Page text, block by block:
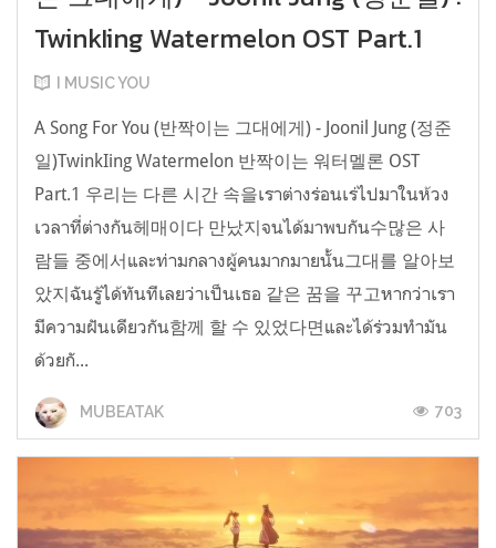
TwinkIing Watermelon OST Part.1
I MUSIC YOU
A Song For You (반짝이는 그대에게) - Joonil Jung (정준
일)TwinkIing Watermelon 반짝이는 워터멜론 OST
Part.1 우리는 다른 시간 속을เราต่างร่อนเร่ไปมาในห้วง
เวลาที่ต่างกัน헤매이다 만났지จนได้มาพบกัน수많은 사
람들 중에서และท่ามกลางผู้คนมากมายนั้น그대를 알아보
았지ฉันรู้ได้ทันทีเลยว่าเป็นเธอ 같은 꿈을 꾸고หากว่าเรา
มีความฝันเดียวกัน함께 할 수 있었다면และได้ร่วมทำมัน
ด้วยกั...
MUBEATAK 703